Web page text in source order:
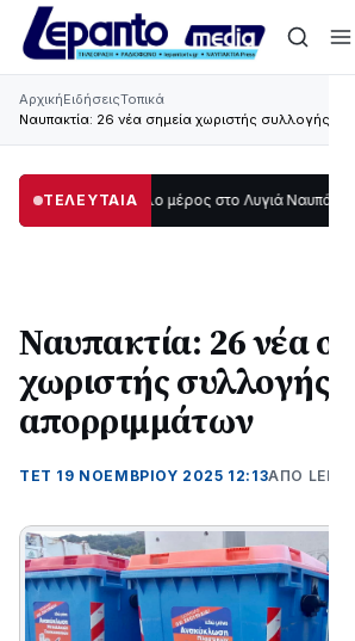
ΑρχικήΕιδήσειςΤοπικά
Ναυπακτία: 26 νέα σημεία χωριστής συλλογής
ΤΕΛΕΥΤΑΙΑ
μεγάλο μέρος στο Λυγιά Ναυπάκτου12:08
Ναυπακτία: 26 νέα
χωριστής συλλογής
απορριμμάτων
ΤΕΤ 19 ΝΟΕΜΒΡΊΟΥ 2025 12:13ΑΠΌ